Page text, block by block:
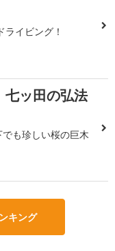
イビング！
七ッ田の弘法
も珍しい桜の巨木
キング